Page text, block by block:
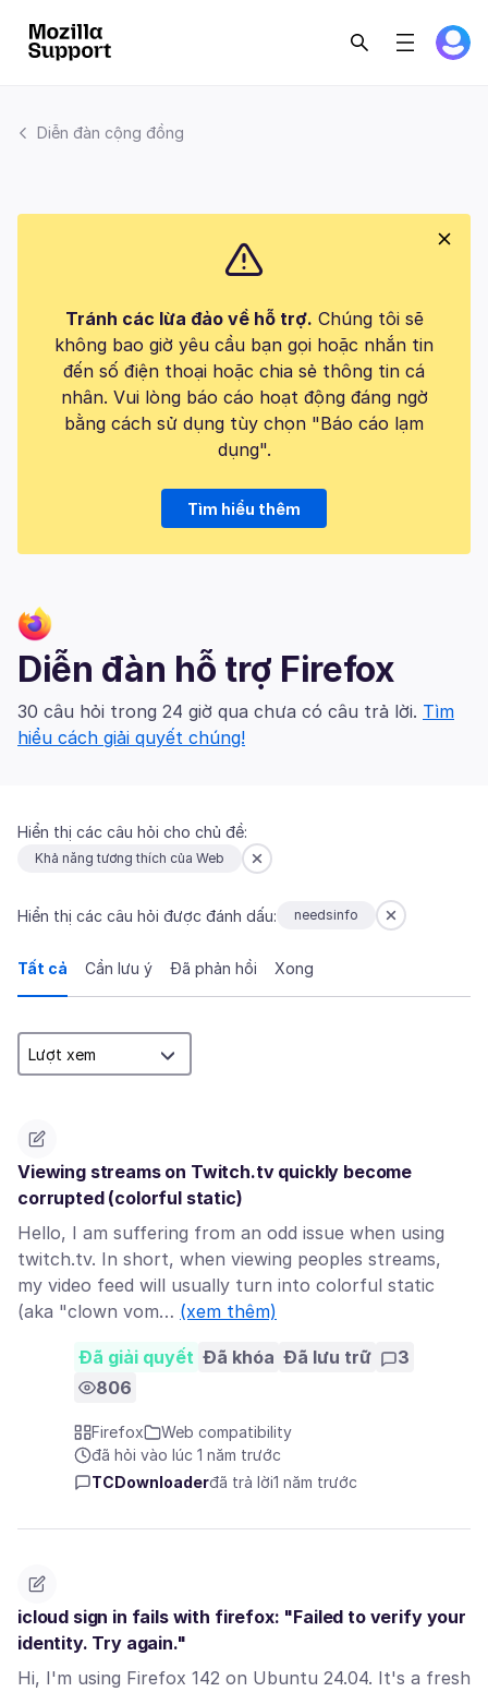
Diễn đàn cộng đồng
Tránh các lừa đảo về hỗ trợ. Chúng tôi sẽ
không bao giờ yêu cầu bạn gọi hoặc nhắn tin
đến số điện thoại hoặc chia sẻ thông tin cá
nhân. Vui lòng báo cáo hoạt động đáng ngờ
bằng cách sử dụng tùy chọn "Báo cáo lạm
dụng".
Tìm hiểu thêm
Diễn đàn hỗ trợ Firefox
30 câu hỏi trong 24 giờ qua chưa có câu trả lời. Tìm
hiểu cách giải quyết chúng!
Hiển thị các câu hỏi cho chủ đề:
Khả năng tương thích của Web
Hiển thị các câu hỏi được đánh dấu: needsinfo
Tất cả Cần lưu ý Đã phản hồi Xong
Viewing streams on Twitch.tv quickly become
corrupted (colorful static)
Hello, I am suffering from an odd issue when using
twitch.tv. In short, when viewing peoples streams,
my video feed will usually turn into colorful static
(aka "clown vom… (xem thêm)
Đã giải quyết Đã khóa Đã lưu trữ
3
806
Firefox
Web compatibility
đã hỏi vào lúc 1 năm trước
TCDownloaderđã trả lời1 năm trước
icloud sign in fails with firefox: "Failed to verify your
identity. Try again."
Hi, I'm using Firefox 142 on Ubuntu 24.04. It's a fresh